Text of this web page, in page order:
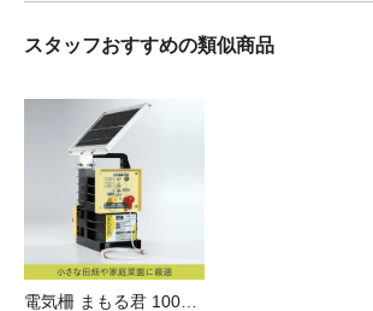
スタッフおすすめの類似商品